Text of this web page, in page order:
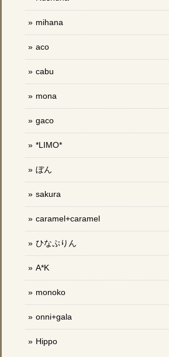
mihana
aco
cabu
mona
gaco
*LIMO*
ぼん
sakura
caramel+caramel
ひなぷりん
A*K
monoko
onni+gala
Hippo